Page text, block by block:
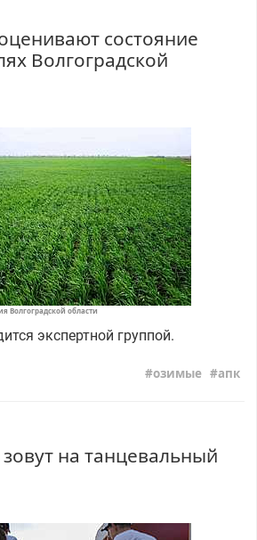
состояние
Волгоградской
Волгоградской области
экспертной группой.
озимые апк
на танцевальный